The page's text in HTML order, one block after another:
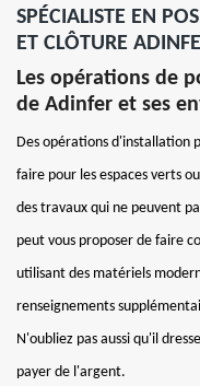
SPÉCIALISTE EN
ET CLÔTURE
Les opérations de
de Adinfer et ses
Des opérations d'installation
faire pour les espaces verts
des travaux qui ne peuvent
peut vous proposer de faire
utilisant des matériels
renseignements
N'oubliez pas aussi qu'il
payer de l'argent.